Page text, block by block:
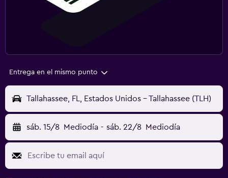
Entrega en el mismo punto
Tallahassee, FL, Estados Unidos - Tallahassee (TLH)
sáb. 15/8 Mediodía - sáb. 22/8 Mediodía